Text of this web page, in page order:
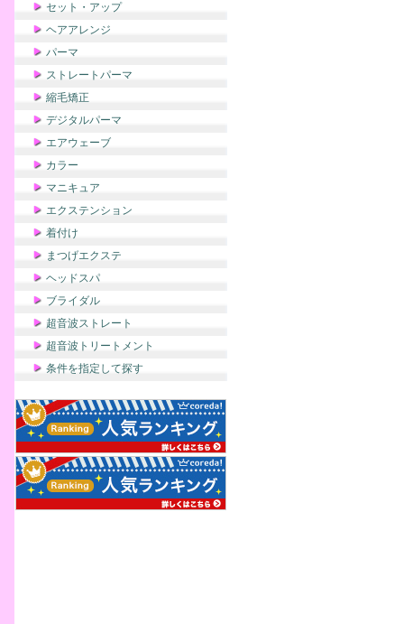
セット・アップ
ヘアアレンジ
パーマ
ストレートパーマ
縮毛矯正
デジタルパーマ
エアウェーブ
カラー
マニキュア
エクステンション
着付け
まつげエクステ
ヘッドスパ
ブライダル
超音波ストレート
超音波トリートメント
条件を指定して探す